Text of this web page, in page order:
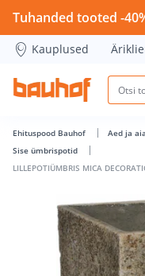
LILLEPOTIÜMBRIS
Tuhanded tooted -
Kauplused
Ehituspood Bauhof Aed ja
Sise ümbrispotid
LILLEPOTIÜMBRIS MICA